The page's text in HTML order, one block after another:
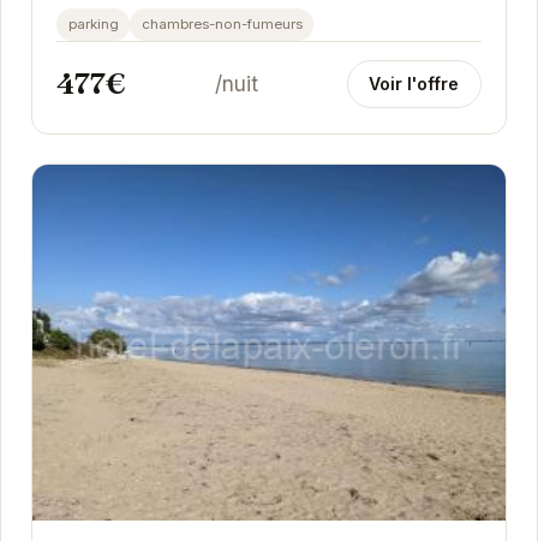
parking chambres-non-fumeurs
477€ /nuit Voir l'offre